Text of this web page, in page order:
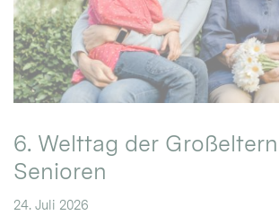
6. Welttag der
Senioren
24. Juli 2026